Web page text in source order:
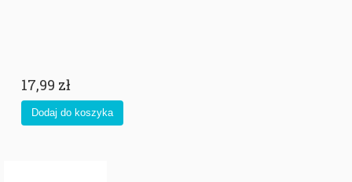
17,99 zł